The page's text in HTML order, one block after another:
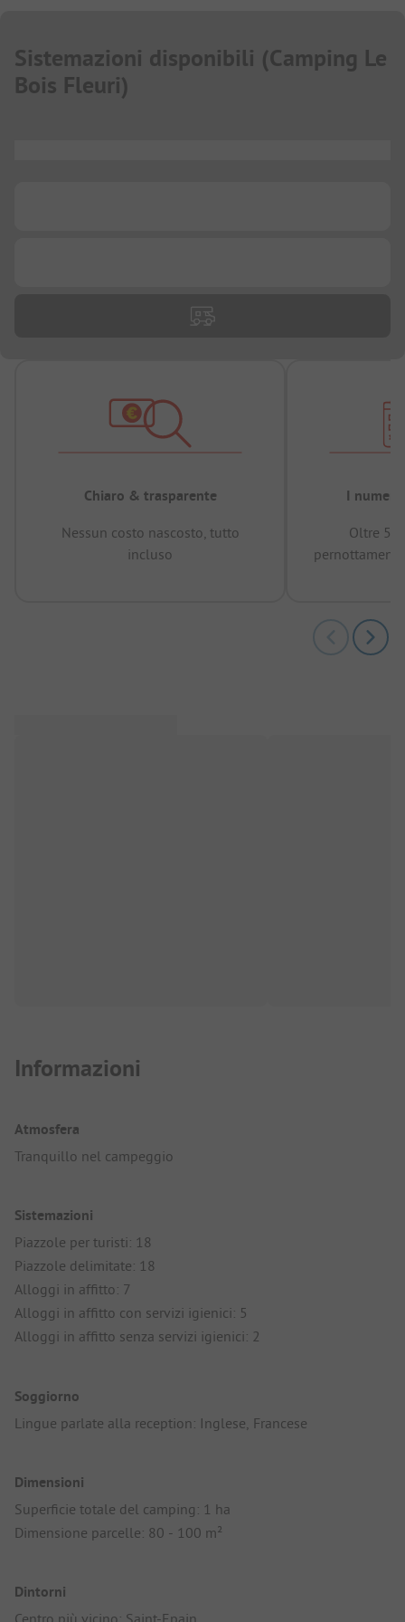
Sistemazioni disponibili (Camping Le
Bois Fleuri)
Chiaro & trasparente
Nessun costo nascosto, tutto
incluso
I numeri
Oltre
Informazioni
Atmosfera
Tranquillo nel campeggio
Sistemazioni
Piazzole per turisti: 18
Piazzole delimitate: 18
Alloggi in affitto: 7
Alloggi in affitto con servizi igienici: 5
Alloggi in affitto senza servizi igienici: 2
Soggiorno
Lingue parlate alla reception: Inglese, Francese
Dimensioni
Superficie totale del camping: 1 ha
Dimensione parcelle: 80 - 100 m²
Dintorni